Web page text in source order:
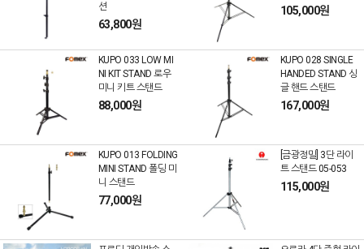
션
63,800원
105,000원
KUPO 033 LOW MI
NI KIT STAND 로우
미니 키트 스탠드
88,000원
KUPO 028 SINGLE
HANDED STAND 싱
글 핸드 스탠드
167,000원
KUPO 013 FOLDING
MINI STAND 폴딩 미
니 스탠드
77,000원
[금광정밀] 3단 라이
트 스탠드 05-053
115,000원